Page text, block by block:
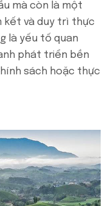
mà còn là một
kết và duy trì thực
là yếu tố quan
phát triển bền
sách hoặc thực